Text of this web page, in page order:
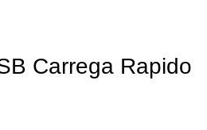
Carrega Rapido